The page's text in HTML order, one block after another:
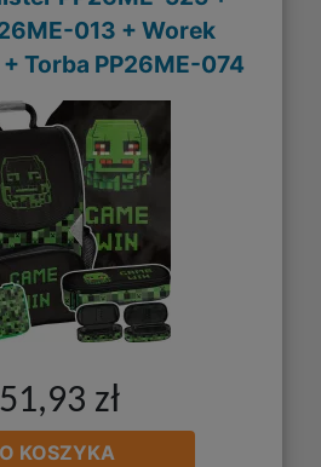
013 + Worek
Torba PP26ME-074
zł
KOSZYKA